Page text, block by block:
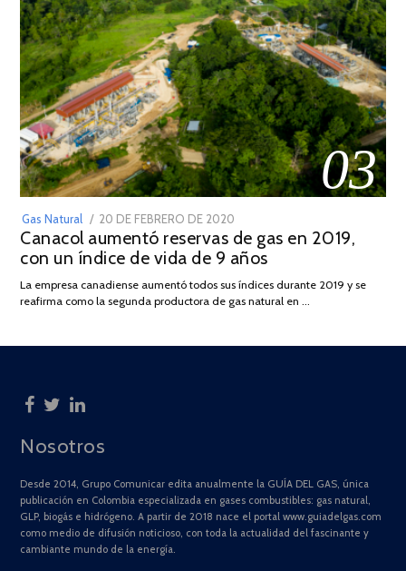
03
Gas Natural
POSTED
ON
20 DE FEBRERO DE 2020
DE
JULIO
2025
Canacol aumentó reservas de gas en 2019,
con un índice de vida de 9 años
La empresa canadiense aumentó todos sus índices durante 2019 y se
reafirma como la segunda productora de gas natural en …
Nosotros
Desde 2014, Grupo Comunicar edita anualmente la GUÍA DEL GAS, única
publicación en Colombia especializada en gases combustibles: gas natural,
GLP, biogás e hidrógeno. A partir de 2018 nace el portal www.guiadelgas.com
como medio de difusión noticioso, con toda la actualidad del fascinante y
cambiante mundo de la energía.